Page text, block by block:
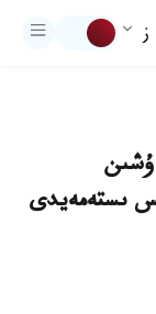
ىستەمەيدى